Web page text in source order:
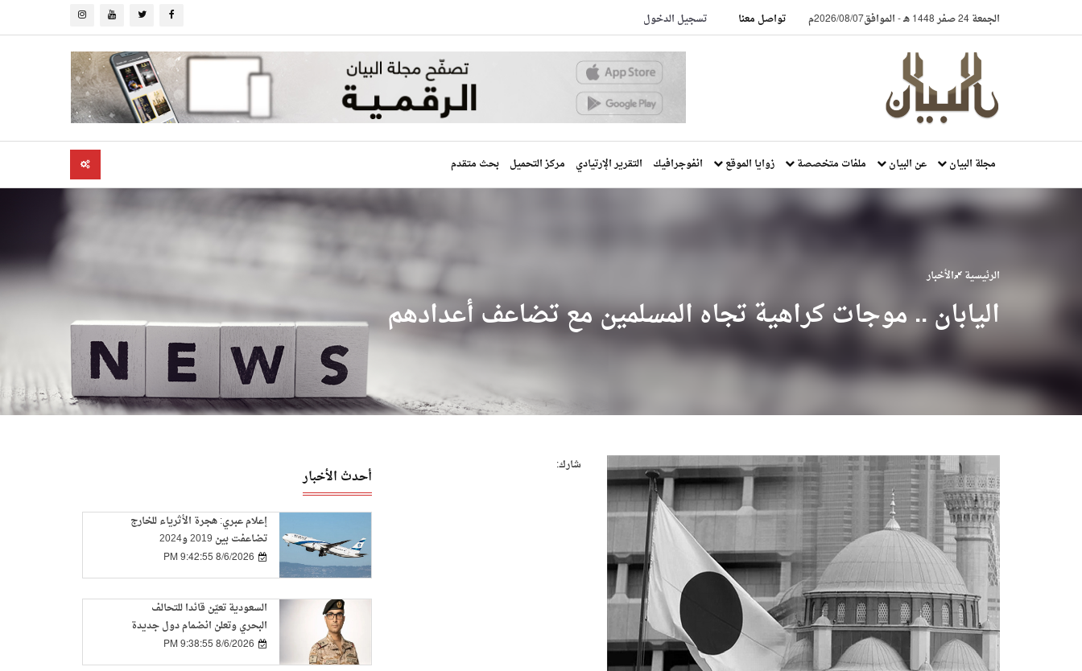
الجمعة 24 صفر 1448 هـ -الموافق2026/08/07م تواصل معنا تسجيل الدخول
مجلة البيان عن البيان ملفات متخصصة زوايا الموقع انفوجرافيك التقرير الإرتيادي مركز التحميل بحث متقدم
الرئيسية الأخبار
اليابان .. موجات كراهية تجاه المسلمين مع تضاعف أعدادهم
شارك:
أحدث الأخبار
إعلام عبري: هجرة الأثرياء للخارج
تضاعفت بين 2019 و2024
8/6/2026 9:42:55 PM
السعودية تعيّن قائدا للتحالف
البحري وتعلن انضمام دول جديدة
8/6/2026 9:38:55 PM